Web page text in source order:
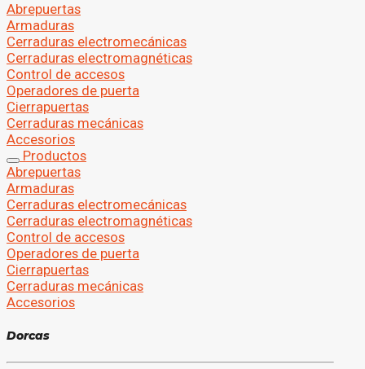
Abrepuertas
Armaduras
Cerraduras electromecánicas
Cerraduras electromagnéticas
Control de accesos
Operadores de puerta
Cierrapuertas
Cerraduras mecánicas
Accesorios
Productos
Abrepuertas
Armaduras
Cerraduras electromecánicas
Cerraduras electromagnéticas
Control de accesos
Operadores de puerta
Cierrapuertas
Cerraduras mecánicas
Accesorios
Dorcas